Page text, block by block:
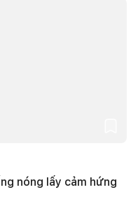
nóng lấy cảm hứng